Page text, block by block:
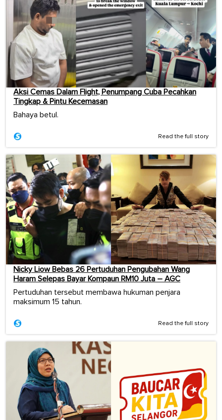
Aksi Cemas Dalam Flight, Penumpang Cuba Pecahkan
Tingkap & Pintu Kecemasan
Bahaya betul.
Read the full story
Nicky Liow Bebas 26 Pertuduhan Pengubahan Wang
Haram Selepas Bayar Kompaun RM10 Juta – AGC
Pertuduhan tersebut membawa hukuman penjara
maksimum 15 tahun.
Read the full story